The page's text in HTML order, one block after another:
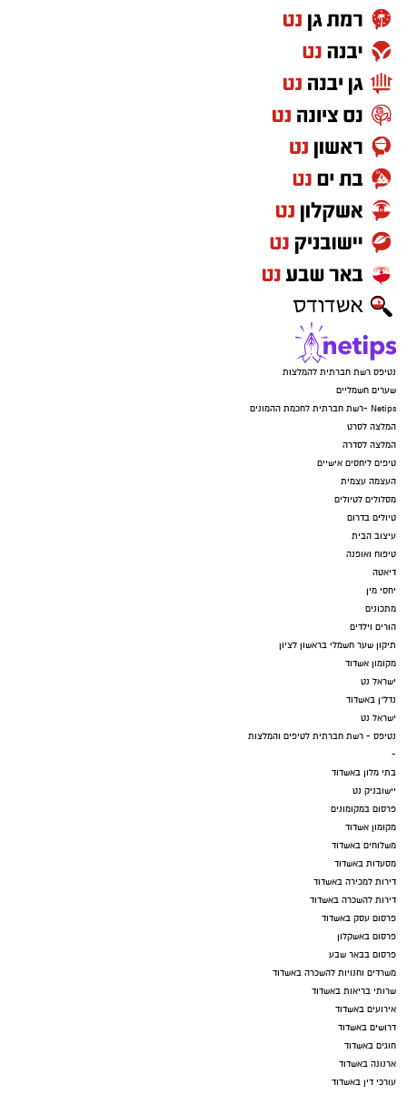
נטיפס רשת חברתית להמלצות
שערים חשמליים
Netips -רשת חברתית לחכמת ההמונים
המלצה לסרט
המלצה לסדרה
טיפים ליחסים אישיים
העצמה עצמית
מסלולים לטיולים
טיולים בדרום
עיצוב הבית
טיפוח ואופנה
דיאטה
יחסי מין
מתכונים
הורים וילדים
תיקון שער חשמלי בראשון לציון
מקומון אשדוד
ישראל נט
נדל"ן באשדוד
ישראל נט
נטיפס - רשת חברתית לטיפים והמלצות
-
בתי מלון באשדוד
יישובניק נט
פרסום במקומונים
מקומון אשדוד
משלוחים באשדוד
מסעדות באשדוד
דירות למכירה באשדוד
דירות להשכרה באשדוד
פרסום עסק באשדוד
פרסום באשקלון
פרסום בבאר שבע
משרדים וחנויות להשכרה באשדוד
שרותי בריאות באשדוד
אירועים באשדוד
דרושים באשדוד
חוגים באשדוד
ארנונה באשדוד
עורכי דין באשדוד